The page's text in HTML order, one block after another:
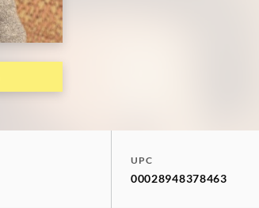
UPC
00028948378463